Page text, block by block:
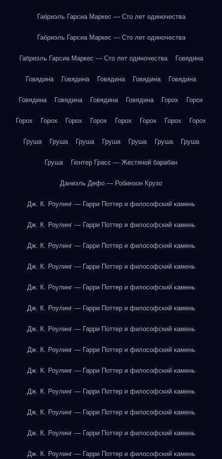
Габриэль Гарсиа Маркес — Сто лет одиночества
Габриэль Гарсиа Маркес — Сто лет одиночества
Габриэль Гарсиа Маркес — Сто лет одиночества Говядина
Говядина Говядина Говядина Говядина Говядина
Говядина Говядина Говядина Говядина Горох Горох
Горох Горох Горох Горох Горох Горох Горох Горох
Груша Груша Груша Груша Груша Груша Груша
Груша Гюнтер Грасс — Жестяной барабан
Даниэль Дефо — Робинзон Крузо
Дж. К. Роулинг — Гарри Поттер и философский камень
Дж. К. Роулинг — Гарри Поттер и философский камень
Дж. К. Роулинг — Гарри Поттер и философский камень
Дж. К. Роулинг — Гарри Поттер и философский камень
Дж. К. Роулинг — Гарри Поттер и философский камень
Дж. К. Роулинг — Гарри Поттер и философский камень
Дж. К. Роулинг — Гарри Поттер и философский камень
Дж. К. Роулинг — Гарри Поттер и философский камень
Дж. К. Роулинг — Гарри Поттер и философский камень
Дж. К. Роулинг — Гарри Поттер и философский камень
Дж. К. Роулинг — Гарри Поттер и философский камень
Дж. К. Роулинг — Гарри Поттер и философский камень
Дж. К. Роулинг — Гарри Поттер и философский камень